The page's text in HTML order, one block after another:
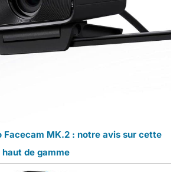
Facecam MK.2 : notre avis sur cette
de gamme